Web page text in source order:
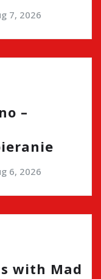
7, 2026
–
6, 2026
with Mad